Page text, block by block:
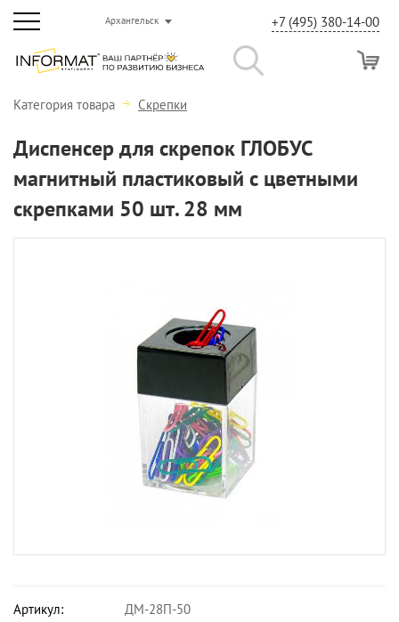
Архангельск +7 (495) 380-14-00
Категория товара Скрепки
Диспенсер для скрепок ГЛОБУС
магнитный пластиковый с цветными
скрепками 50 шт. 28 мм
Артикул:
ДМ-28П-50